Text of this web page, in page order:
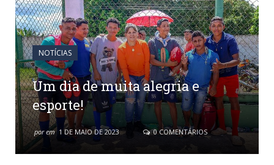
NOTÍCIAS
Um dia de muita alegria e
esporte!
porem 1 DE MAIO DE 2023 0 COMENTÁRIOS